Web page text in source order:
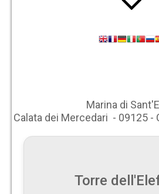
Marina di
Calata dei Mercedari - 09125 -
Torre